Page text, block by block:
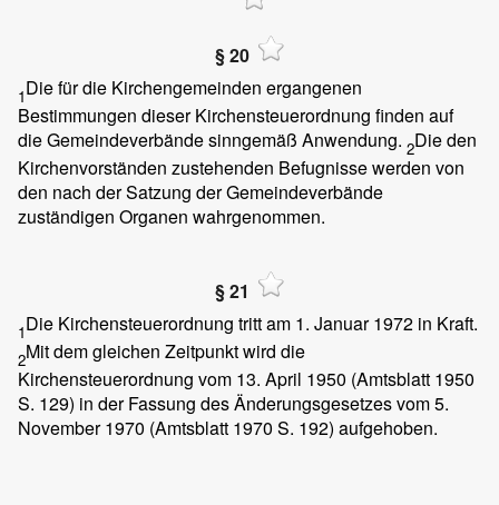
§ 20
1Die für die Kirchengemeinden ergangenen
Bestimmungen dieser Kirchensteuerordnung finden auf
die Gemeindeverbände sinngemäß Anwendung. 2Die den
Kirchenvorständen zustehenden Befugnisse werden von
den nach der Satzung der Gemeindeverbände
zuständigen Organen wahrgenommen.
§ 21
1Die Kirchensteuerordnung tritt am 1. Januar 1972 in Kraft.
2Mit dem gleichen Zeitpunkt wird die
Kirchensteuerordnung vom 13. April 1950 (Amtsblatt 1950
S. 129) in der Fassung des Änderungsgesetzes vom 5.
November 1970 (Amtsblatt 1970 S. 192) aufgehoben.